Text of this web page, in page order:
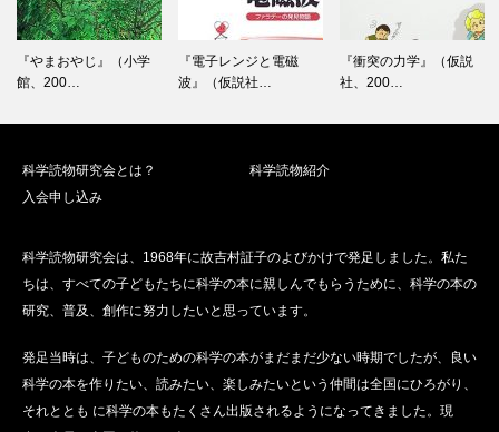
ョ
ン
『やまおやじ』（小学
館、200…
『電子レンジと電磁
波』（仮説社…
『衝突の力学』（仮説
社、200…
科学読物研究会とは？
科学読物紹介
入会申し込み
科学読物研究会は、1968年に故吉村証子のよびかけで発足しました。私た
ちは、すべての子どもたちに科学の本に親しんでもらうために、科学の本の
研究、普及、創作に努力したいと思っています。
発足当時は、子どものための科学の本がまだまだ少ない時期でしたが、良い
科学の本を作りたい、読みたい、楽しみたいという仲間は全国にひろがり、
それととも に科学の本もたくさん出版されるようになってきました。現